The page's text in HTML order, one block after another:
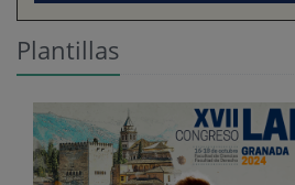
Plantillas